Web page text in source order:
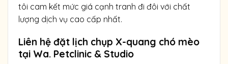
tôi cam kết mức giá cạnh tranh đi đôi với chất
lượng dịch vụ cao cấp nhất.
Liên hệ đặt lịch chụp X-quang chó mèo
tại Wa. Petclinic & Studio